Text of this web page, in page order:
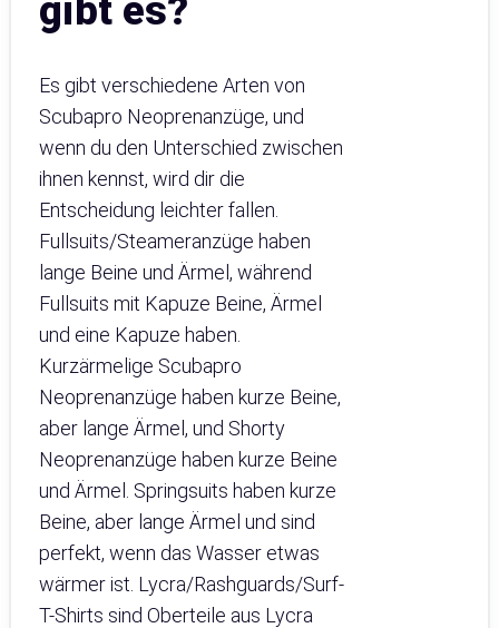
gibt es?
Es gibt verschiedene Arten von
Scubapro Neoprenanzüge, und
wenn du den Unterschied zwischen
ihnen kennst, wird dir die
Entscheidung leichter fallen.
Fullsuits/Steameranzüge haben
lange Beine und Ärmel, während
Fullsuits mit Kapuze Beine, Ärmel
und eine Kapuze haben.
Kurzärmelige Scubapro
Neoprenanzüge haben kurze Beine,
aber lange Ärmel, und Shorty
Neoprenanzüge haben kurze Beine
und Ärmel. Springsuits haben kurze
Beine, aber lange Ärmel und sind
perfekt, wenn das Wasser etwas
wärmer ist. Lycra/Rashguards/Surf-
T-Shirts sind Oberteile aus Lycra